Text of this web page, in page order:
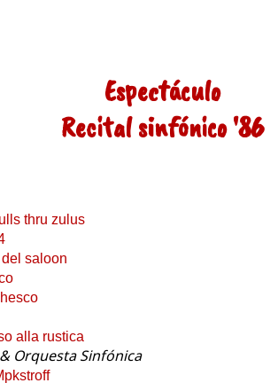
Espectáculo
Recital sinfónico '86
thru zulus
saloon
alla rustica
Orquesta Sinfónica